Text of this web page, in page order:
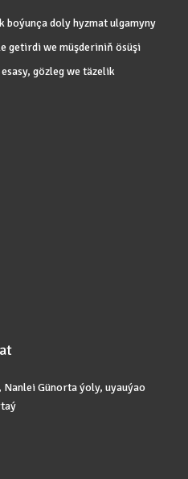
boýunça doly hyzmat ulgamyny
getirdi we müşderiniň ösüşi
gözleg we täzelik
Günorta ýoly, uyauýao